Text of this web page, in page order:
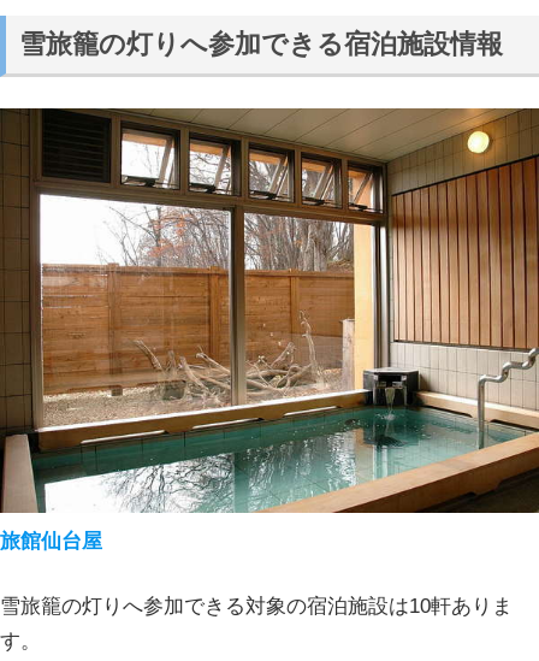
雪旅籠の灯りへ参加できる宿泊施設情報
旅館仙台屋
雪旅籠の灯りへ参加できる対象の宿泊施設は10軒ありま
す。